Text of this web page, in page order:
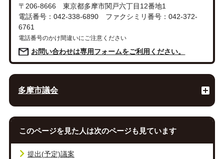
〒206-8666 東京都多摩市関戸六丁目12番地1
電話番号：042-338-6890 ファクシミリ番号：042-372-
6761
電話番号のかけ間違いにご注意ください
お問い合わせは専用フォームをご利用ください。
多摩市議会
このページを見た人は次のページも見ています
提出(予定)議案